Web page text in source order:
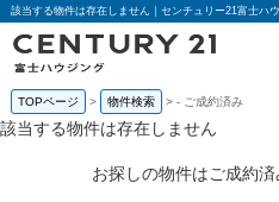
該当する物件は存在しません｜センチュリー21富士ハ
TOPページ 物件検索 - ご成約済み
該当する物件は存在しません
お探しの物件はご成約済